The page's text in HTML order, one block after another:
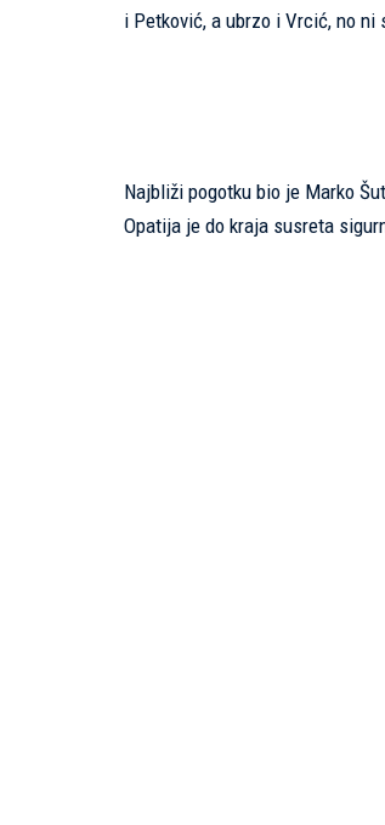
i Petković, a ubrzo i Vrcić, no ni
Najbliži pogotku bio je Marko
Opatija je do kraja susreta